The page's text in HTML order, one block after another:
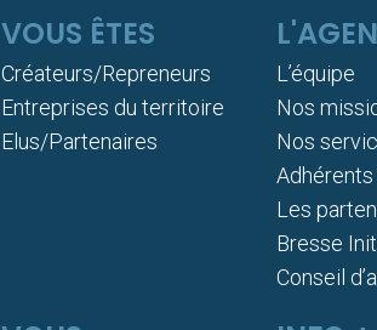
VOUS ÊTES
Créateurs/Repreneurs
Entreprises du territoire
Elus/Partenaires
L’équipe
Nos
Nos
Adhérents
Les
Bresse
Conseil